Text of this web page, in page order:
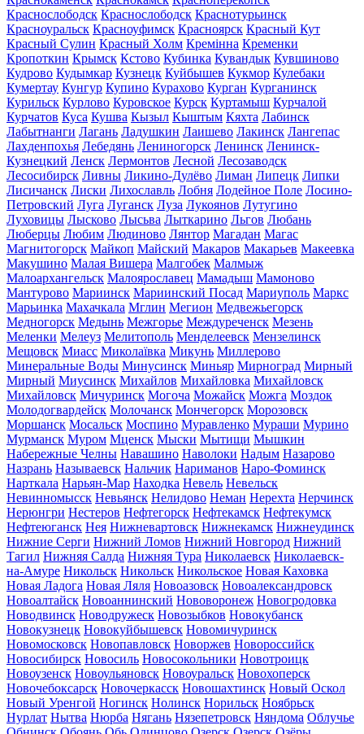
Краснослободск Краснослободск Краснотурьинск
Красноуральск Красноуфимск Красноярск Красный Кут
Красный Сулин Красный Холм Кремінна Кременки
Кропоткин Крымск Кстово Кубинка Кувандык Кувшиново
Кудрово Кудымкар Кузнецк Куйбышев Кукмор Кулебаки
Кумертау Кунгур Купино Курахово Курган Курганинск
Курильск Курлово Куровское Курск Куртамыш Курчалой
Курчатов Куса Кушва Кызыл Кыштым Кяхта Лабинск
Лабытнанги Лагань Ладушкин Лаишево Лакинск Лангепас
Лахденпохья Лебедянь Лениногорск Ленинск Ленинск-
Кузнецкий Ленск Лермонтов Лесной Лесозаводск
Лесосибирск Ливны Ликино-Дулёво Лиман Липецк Липки
Лисичанск Лиски Лихославль Лобня Лодейное Поле Лосино-
Петровский Луга Луганск Луза Лукоянов Лутугино
Луховицы Лысково Лысьва Лыткарино Льгов Любань
Люберцы Любим Людиново Лянтор Магадан Магас
Магнитогорск Майкоп Майский Макаров Макарьев Макеевка
Макушино Малая Вишера Малгобек Малмыж
Малоархангельск Малоярославец Мамадыш Мамоново
Мантурово Мариинск Мариинский Посад Мариуполь Маркс
Марьинка Махачкала Мглин Мегион Медвежьегорск
Медногорск Медынь Межгорье Междуреченск Мезень
Меленки Мелеуз Мелитополь Менделеевск Мензелинск
Мещовск Миасс Миколаївка Микунь Миллерово
Минеральные Воды Минусинск Миньяр Мирноград Мирный
Мирный Миусинск Михайлов Михайловка Михайловск
Михайловск Мичуринск Могоча Можайск Можга Моздок
Молодогвардейск Молочанск Мончегорск Морозовск
Моршанск Мосальск Моспино Муравленко Мураши Мурино
Мурманск Муром Мценск Мыски Мытищи Мышкин
Набережные Челны Навашино Наволоки Надым Назарово
Назрань Называевск Нальчик Нариманов Наро-Фоминск
Нарткала Нарьян-Мар Находка Невель Невельск
Невинномысск Невьянск Нелидово Неман Нерехта Нерчинск
Нерюнгри Нестеров Нефтегорск Нефтекамск Нефтекумск
Нефтеюганск Нея Нижневартовск Нижнекамск Нижнеудинск
Нижние Серги Нижний Ломов Нижний Новгород Нижний
Тагил Нижняя Салда Нижняя Тура Николаевск Николаевск-
на-Амуре Никольск Никольск Никольское Новая Каховка
Новая Ладога Новая Ляля Новоазовск Новоалександровск
Новоалтайск Новоаннинский Нововоронеж Новогродовка
Новодвинск Новодружеск Новозыбков Новокубанск
Новокузнецк Новокуйбышевск Новомичуринск
Новомосковск Новопавловск Новоржев Новороссийск
Новосибирск Новосиль Новосокольники Новотроицк
Новоузенск Новоульяновск Новоуральск Новохоперск
Новочебоксарск Новочеркасск Новошахтинск Новый Оскол
Новый Уренгой Ногинск Нолинск Норильск Ноябрьск
Нурлат Нытва Нюрба Нягань Нязепетровск Няндома Облучье